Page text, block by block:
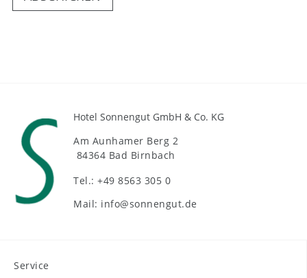
Hotel Sonnengut GmbH & Co. KG
Am Aunhamer Berg 2
84364 Bad Birnbach
Tel.: +49 8563 305 0
Mail: info@sonnengut.de
Service